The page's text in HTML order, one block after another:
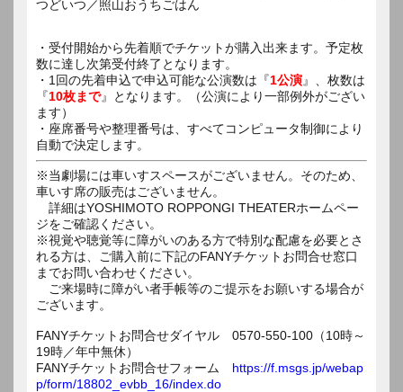
つどいつ／照山おうちごはん
・受付開始から先着順でチケットが購入出来ます。予定枚
数に達し次第受付終了となります。
・1回の先着申込で申込可能な公演数は『1公演』、枚数は
『10枚まで』となります。（公演により一部例外がござい
ます）
・座席番号や整理番号は、すべてコンピュータ制御により
自動で決定します。
※当劇場には車いすスペースがございません。そのため、
車いす席の販売はございません。
詳細はYOSHIMOTO ROPPONGI THEATERホームペー
ジをご確認ください。
※視覚や聴覚等に障がいのある方で特別な配慮を必要とさ
れる方は、ご購入前に下記のFANYチケットお問合せ窓口
までお問い合わせください。
ご来場時に障がい者手帳等のご提示をお願いする場合が
ございます。
FANYチケットお問合せダイヤル 0570-550-100（10時～
19時／年中無休）
FANYチケットお問合せフォーム https://f.msgs.jp/webap
p/form/18802_evbb_16/index.do